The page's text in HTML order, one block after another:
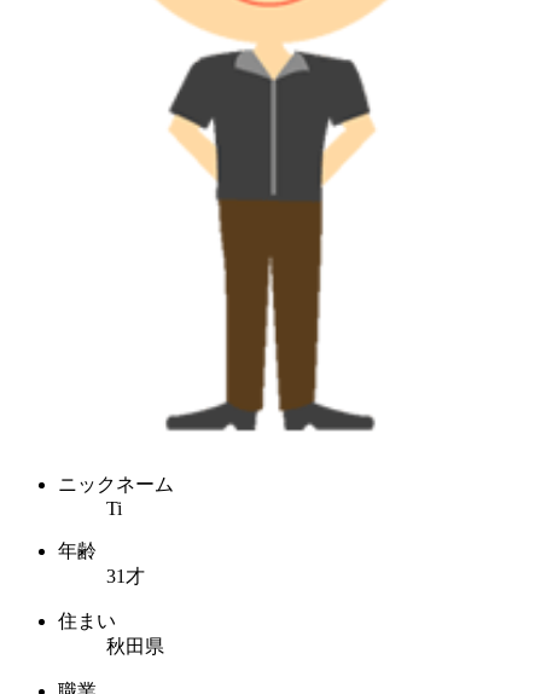
ニックネーム
Ti
年齢
31才
住まい
秋田県